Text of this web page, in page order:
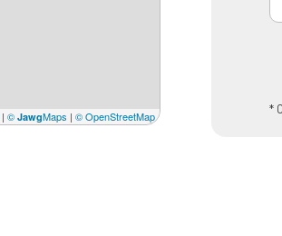
| © JawgMaps | © OpenStreetMap *